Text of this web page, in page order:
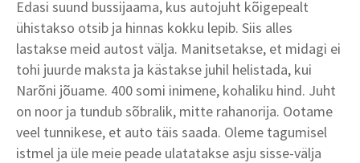
Edasi suund bussijaama, kus autojuht kõigepealt
ühistakso otsib ja hinnas kokku lepib. Siis alles
lastakse meid autost välja. Manitsetakse, et midagi ei
tohi juurde maksta ja kästakse juhil helistada, kui
Narõni jõuame. 400 somi inimene, kohaliku hind. Juht
on noor ja tundub sõbralik, mitte rahanorija. Ootame
veel tunnikese, et auto täis saada. Oleme tagumisel
istmel ja üle meie peade ulatatakse asju sisse-välja